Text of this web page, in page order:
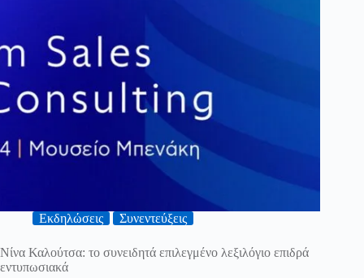
Εκδηλώσεις Συνεντεύξεις
Νίνα Καλούτσα: το συνειδητά επιλεγμένο λεξιλόγιο επιδρά
εντυπωσιακά